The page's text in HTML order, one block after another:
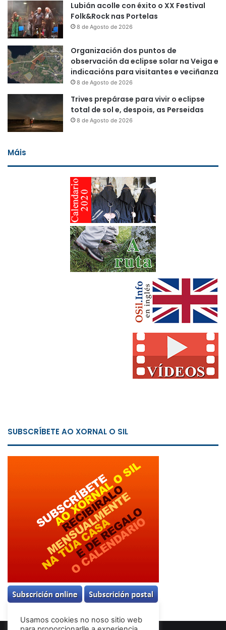
Lubián acolle con éxito o XX Festival
Folk&Rock nas Portelas
8 de Agosto de 2026
Organización dos puntos de
observación da eclipse solar na Veiga e
indicacións para visitantes e veciñanza
8 de Agosto de 2026
Trives prepárase para vivir o eclipse
total de sol e, despois, as Perseidas
8 de Agosto de 2026
Máis
SUBSCRÍBETE AO XORNAL O SIL
Usamos cookies no noso sitio web